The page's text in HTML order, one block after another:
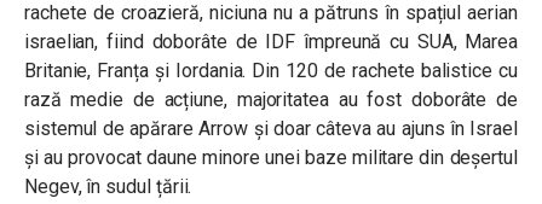
rachete de croazieră, niciuna nu a pătruns în spațiul aerian
israelian, fiind doborâte de IDF împreună cu SUA, Marea
Britanie, Franța și Iordania. Din 120 de rachete balistice cu
rază medie de acțiune, majoritatea au fost doborâte de
sistemul de apărare Arrow și doar câteva au ajuns în Israel
și au provocat daune minore unei baze militare din deșertul
Negev, în sudul țării.